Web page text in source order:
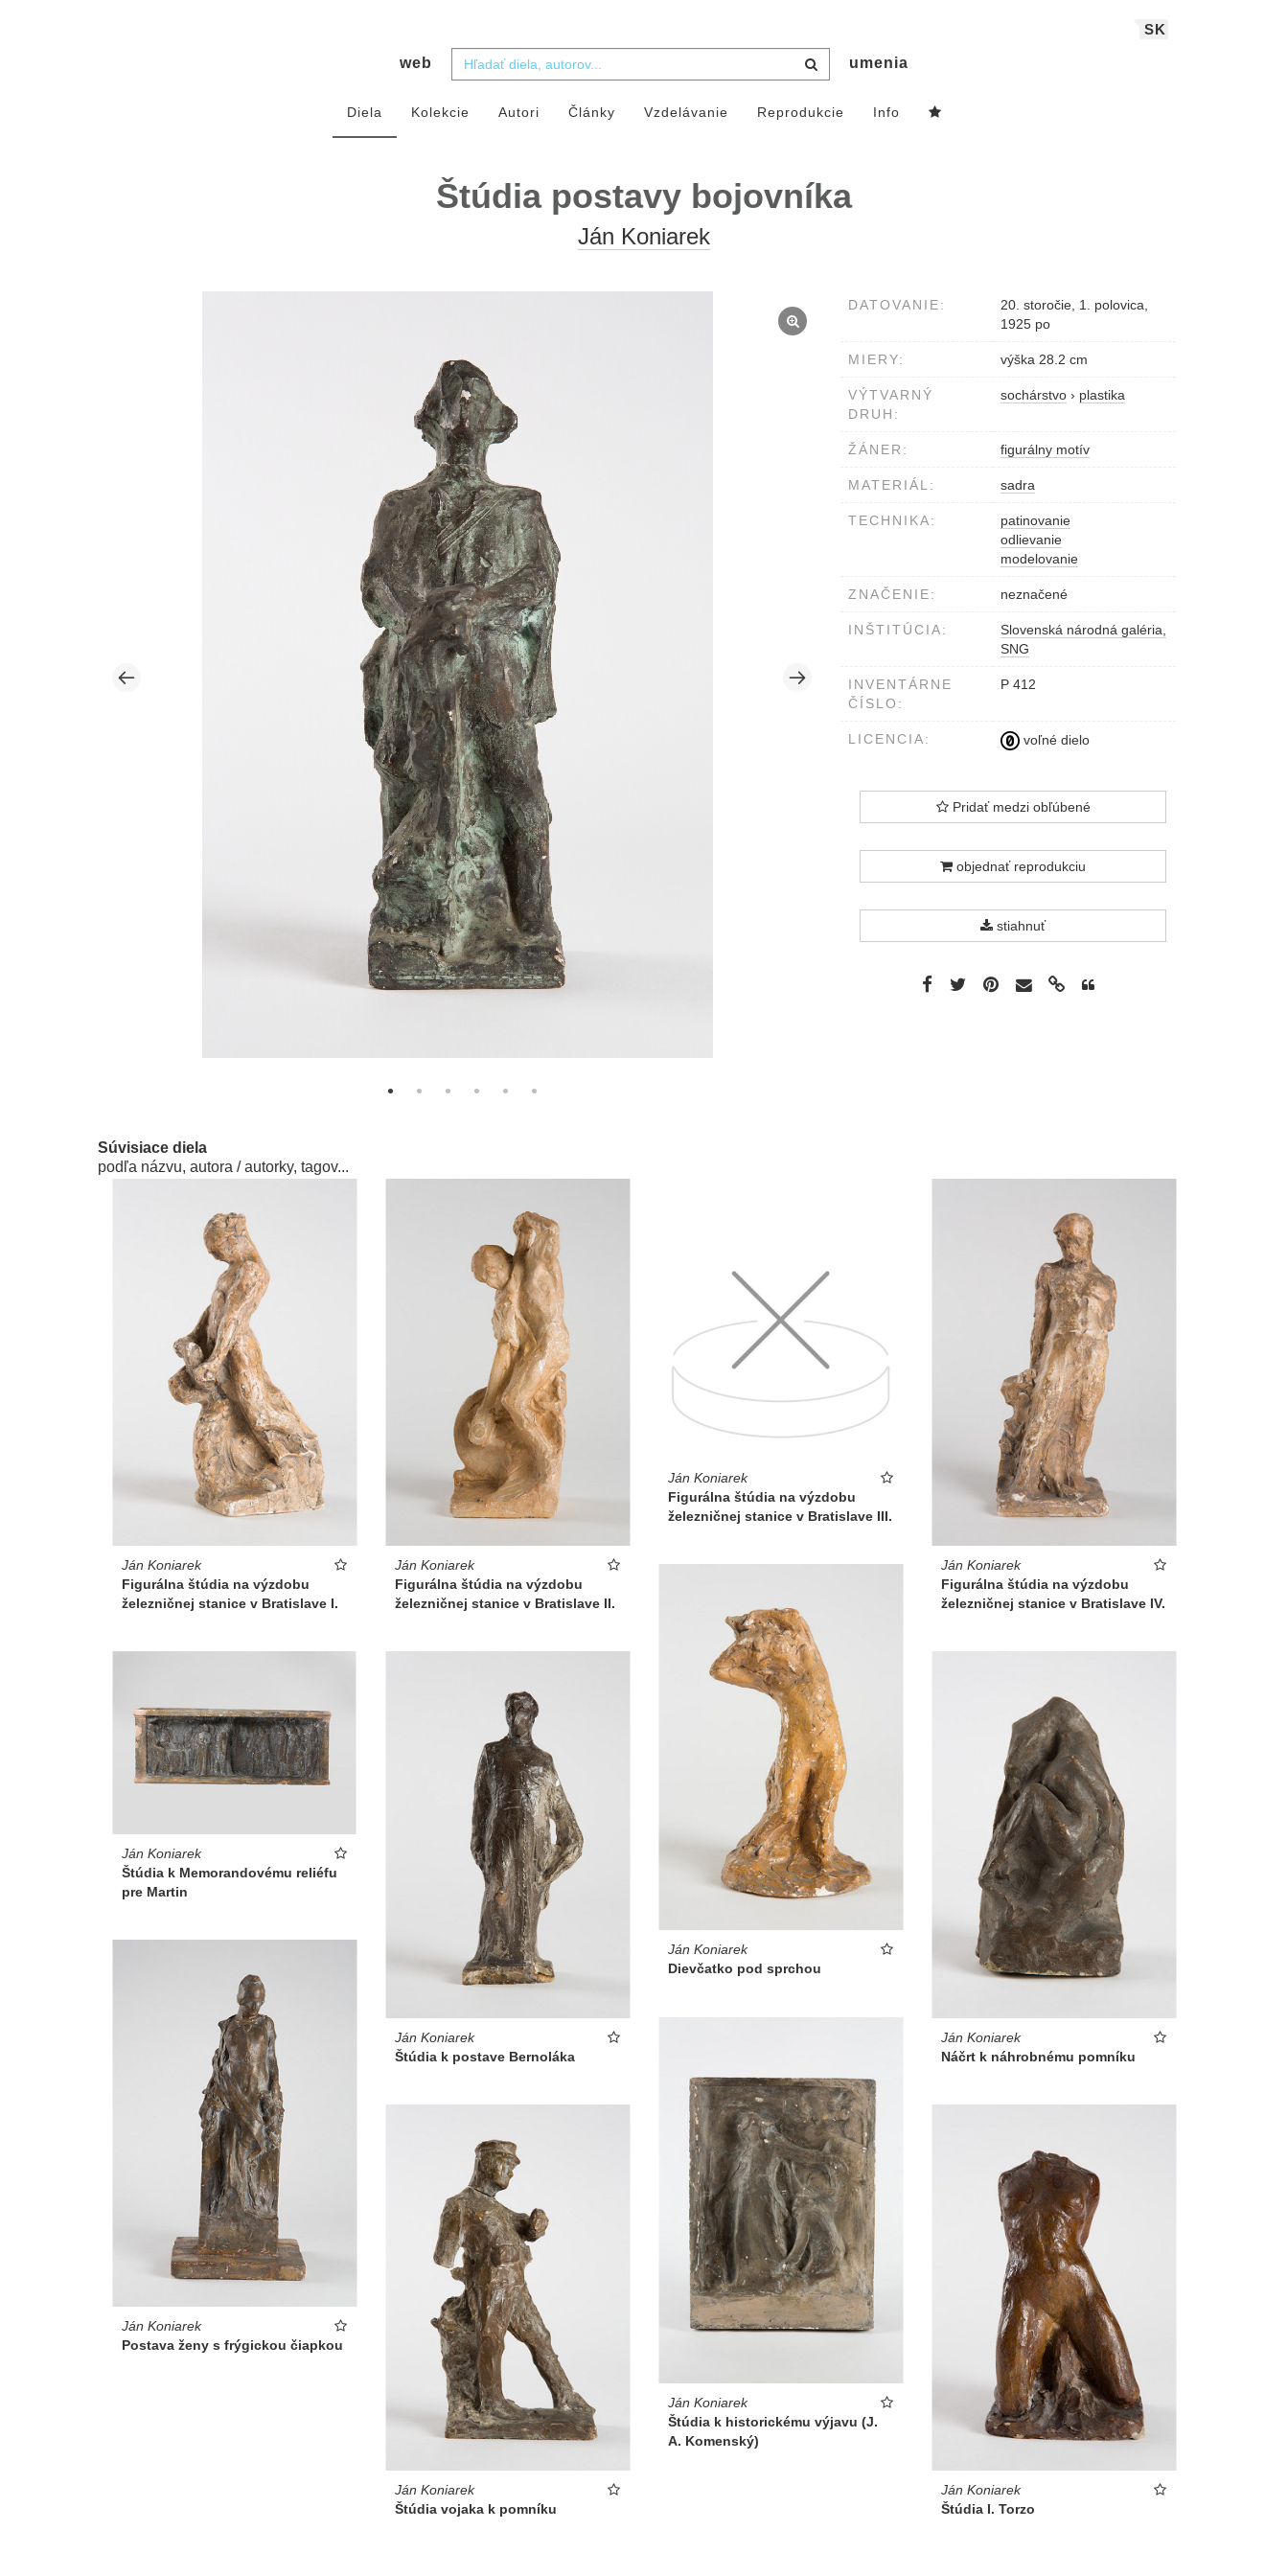
SK
web umenia
Diela Kolekcie Autori Články Vzdelávanie Reprodukcie Info
Štúdia postavy bojovníka
Ján Koniarek
DATOVANIE:
20. storočie, 1. polovica,
1925 po
MIERY: výška 28.2 cm
VÝTVARNÝ
DRUH:
sochárstvo › plastika
ŽÁNER: figurálny motív
MATERIÁL: sadra
TECHNIKA:
patinovanie
odlievanie
modelovanie
ZNAČENIE: neznačené
INŠTITÚCIA:
Slovenská národná galéria,
SNG
INVENTÁRNE
ČÍSLO:
P 412
LICENCIA: voľné dielo
Pridať medzi obľúbené
objednať reprodukciu
stiahnuť
Súvisiace diela
podľa názvu, autora / autorky, tagov...
Ján Koniarek
Figurálna štúdia na výzdobu
železničnej stanice v Bratislave I.
Ján Koniarek
Figurálna štúdia na výzdobu
železničnej stanice v Bratislave II.
Ján Koniarek
Figurálna štúdia na výzdobu
železničnej stanice v Bratislave III.
Ján Koniarek
Figurálna štúdia na výzdobu
železničnej stanice v Bratislave IV.
Ján Koniarek
Dievčatko pod sprchou
Ján Koniarek
Štúdia k Memorandovému reliéfu
pre Martin
Ján Koniarek
Štúdia k postave Bernoláka
Ján Koniarek
Náčrt k náhrobnému pomníku
Ján Koniarek
Postava ženy s frýgickou čiapkou
Ján Koniarek
Štúdia k historickému výjavu (J.
A. Komenský)
Ján Koniarek
Štúdia vojaka k pomníku
Ján Koniarek
Štúdia I. Torzo